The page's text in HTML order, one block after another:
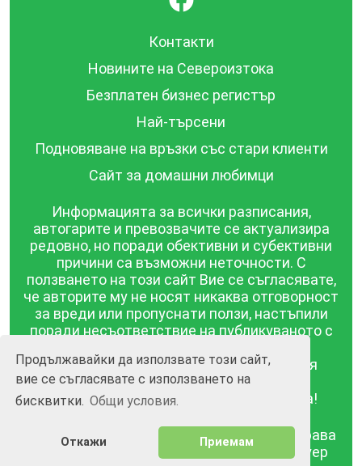
Продължавайки да използвате този сайт,
вие се съгласявате с използването на
бисквитки. Общи условия.
Откажи Приемам
Контакти
Новините на Североизтока
Безплатен бизнес регистър
Най-търсени
Подновяване на връзки със стари клиенти
Сайт за домашни любимци
Информацията за всички разписания,
автогарите и превозвачите се актуализира
редовно, но поради обективни и субективни
причини са възможни неточности. С
ползването на този сайт Вие се съгласявате,
че авторите му не носят никаква отговорност
за вреди или пропуснати ползи, настъпили
поради несъответствие на публикуваното с
публикувана в този сайт се предоставя
такава каквато е, без гаранция за
съответствието ѝ с действителността!
BGrazpisanie.com © 2008 - 2026, Всички права
Изработка на уебсайт и софтуер